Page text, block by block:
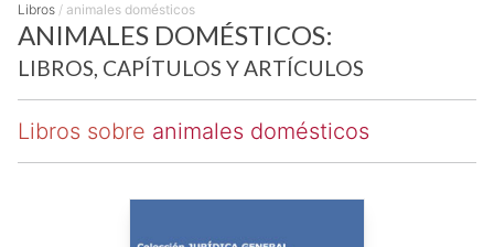
Libros / animales domésticos
ANIMALES DOMÉSTICOS:
LIBROS, CAPÍTULOS Y ARTÍCULOS
Libros sobre animales domésticos